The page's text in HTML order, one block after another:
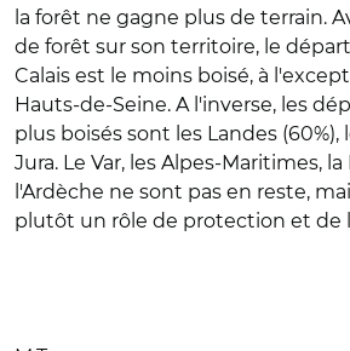
la forêt ne gagne plus de terrain.
de forêt sur son territoire, le
Calais est le moins boisé, à
Hauts-de-Seine. A l'inverse, les
plus boisés sont les Landes (60%),
Jura. Le Var, les Alpes-Maritimes,
l'Ardèche ne sont pas en reste,
plutôt un rôle de protection et de